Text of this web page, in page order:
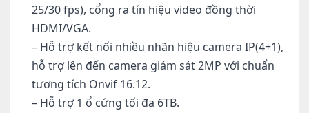
25/30 fps), cổng ra tín hiệu video đồng thời
HDMI/VGA.
– Hỗ trợ kết nối nhiều nhãn hiệu camera IP(4+1),
hỗ trợ lên đến camera giám sát 2MP với chuẩn
tương tích Onvif 16.12.
– Hỗ trợ 1 ổ cứng tối đa 6TB.